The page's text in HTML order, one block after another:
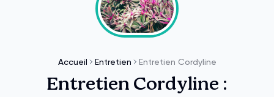
Accueil Entretien Entretien Cordyline
Entretien Cordyline :